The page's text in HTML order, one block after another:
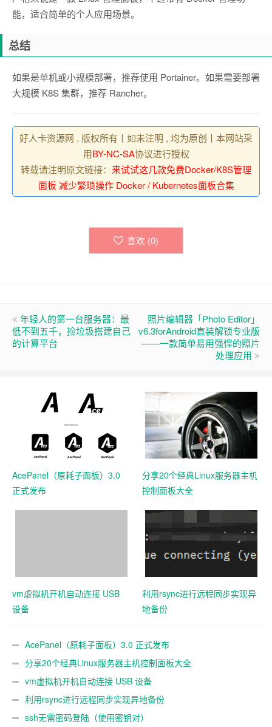
能，适合简单的个人应用场景。
总结
如果是单机或小规模部署，推荐使用 Portainer。如果需要部署
大规模 K8S 集群，推荐 Rancher。
好人卡资源网 , 版权所有丨如未注明 , 均为原创丨本网站采
用BY-NC-SA协议进行授权
转载请注明原文链接： 来试试这几款免费Docker/K8S管理
面板 减少繁琐操作 Docker / Kubernetes面板合集
喜欢 (0)
年轻人的第一台服务器：最
低不到五千，捡垃圾搭建自己
的计算平台
照片编辑器「Photo Editor」
v6.3forAndroid直装解锁专业版
——一款简单易用强悍的照片
处理应用
AcePanel（原耗子面板）3.0
正式发布
分享20个经典Linux服务器主机
控制面板大全
vm虚拟机开机自动连接 USB
设备
利用rsync进行远程同步实现异
地备份
AcePanel（原耗子面板）3.0 正式发布
分享20个经典Linux服务器主机控制面板大全
vm虚拟机开机自动连接 USB 设备
利用rsync进行远程同步实现异地备份
ssh无需密码登陆（使用密钥对）